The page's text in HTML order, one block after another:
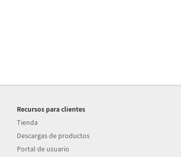
Recursos para clientes
Tienda
Descargas de productos
Portal de usuario